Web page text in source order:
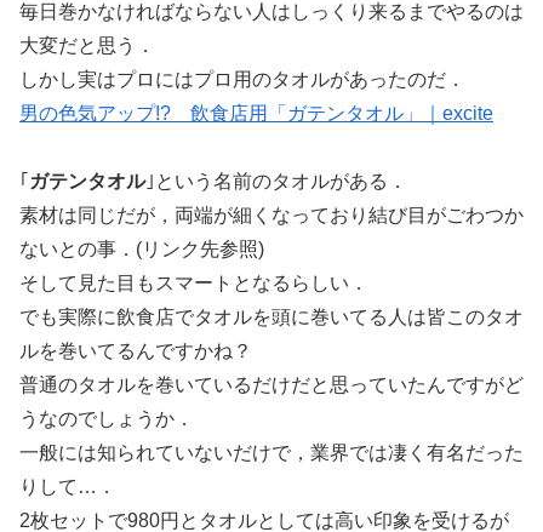
毎日巻かなければならない人はしっくり来るまでやるのは
大変だと思う．
しかし実はプロにはプロ用のタオルがあったのだ．
男の色気アップ!? 飲食店用「ガテンタオル」｜excite
｢ ガテンタオル｣という名前のタオルがある．
素材は同じだが，両端が細くなっており結び目がごわつか
ないとの事．(リンク先参照)
そして見た目もスマートとなるらしい．
でも実際に飲食店でタオルを頭に巻いてる人は皆このタオ
ルを巻いてるんですかね？
普通のタオルを巻いているだけだと思っていたんですがど
うなのでしょうか．
一般には知られていないだけで，業界では凄く有名だった
りして…．
2枚セットで980円とタオルとしては高い印象を受けるが